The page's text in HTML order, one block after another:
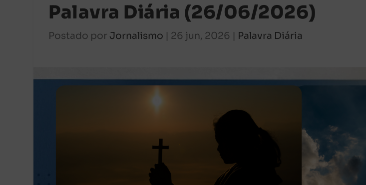
Palavra Diária (26/06/2026)
Postado por Jornalismo | 26 jun, 2026 | Palavra Diária